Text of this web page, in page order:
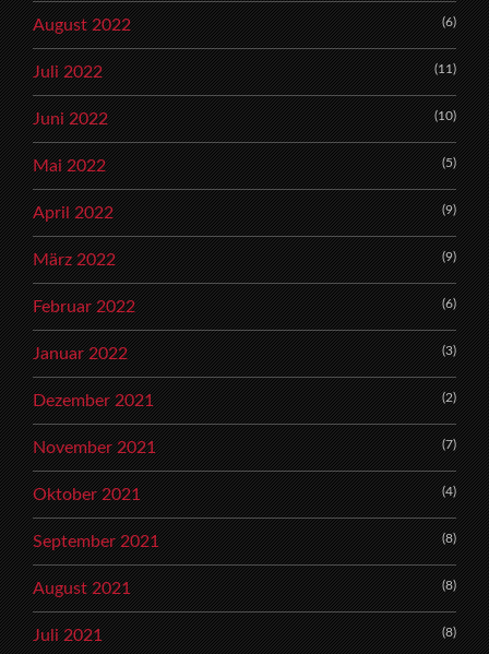
August 2022 (6)
Juli 2022 (11)
Juni 2022 (10)
Mai 2022 (5)
April 2022 (9)
März 2022 (9)
Februar 2022 (6)
Januar 2022 (3)
Dezember 2021 (2)
November 2021 (7)
Oktober 2021 (4)
September 2021 (8)
August 2021 (8)
Juli 2021 (8)